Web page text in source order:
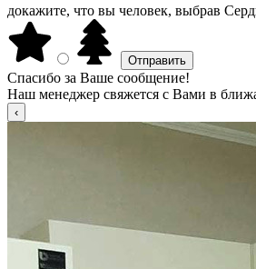
докажите, что вы человек, выбрав
Спасибо за Ваше сообщение!
Наш менеджер свяжется с Вами в